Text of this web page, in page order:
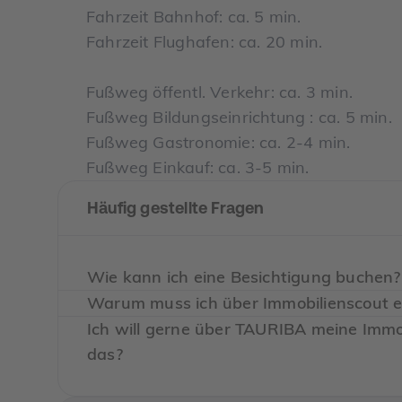
Fahrzeit Bahnhof: ca. 5 min.
Fahrzeit Flughafen: ca. 20 min.
Fußweg öffentl. Verkehr: ca. 3 min.
Fußweg Bildungseinrichtung : ca. 5 min.
Fußweg Gastronomie: ca. 2-4 min.
Fußweg Einkauf: ca. 3-5 min.
Häufig gestellte Fragen
Wie kann ich eine Besichtigung buchen?
Klicke dazu auf die Schaltfläche "Anbieter
Immobilienscout direkt zur jeweiligen
bekommst direkt alle Unterlagen und die
Warum muss ich über Immobilienscout
Aus rechtlichen Gründen müssen bestimmte
Ich will gerne über TAURIBA meine
das?